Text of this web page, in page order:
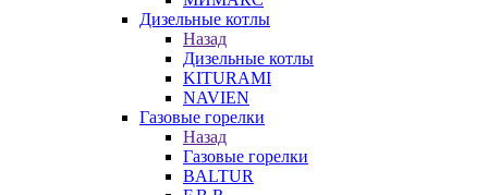
Дизельные котлы
Назад
Дизельные котлы
KITURAMI
NAVIEN
Газовые горелки
Назад
Газовые горелки
BALTUR